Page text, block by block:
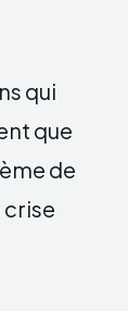
qui
que
de
crise